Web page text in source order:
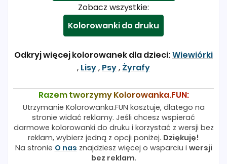
Zobacz wszystkie:
Kolorowanki do druku
Odkryj więcej kolorowanek dla dzieci:Wiewiórki
, Lisy, Psy, Żyrafy
Razem tworzymy Kolorowanka.FUN:
Utrzymanie Kolorowanka.FUN kosztuje, dlatego na
stronie widać reklamy. Jeśli chcesz wspierać
darmowe kolorowanki do druku i korzystać z wersji bez
reklam, wybierz jedną z opcji poniżej. Dziękuję!
Na stronie O nas znajdziesz więcej o wsparciu i wersji
bez reklam.